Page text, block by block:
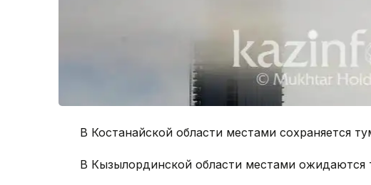
В Костанайской области местами сохраняется
В Кызылординской области местами ожидаются